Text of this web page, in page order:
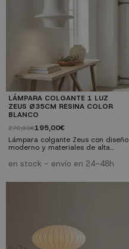
LÁMPARA COLGANTE 1 LUZ
ZEUS Ø35CM RESINA COLOR
BLANCO
270,83€195,00€
Lámpara colgante Zeus con diseño
moderno y materiales de alta
estándar. Perfecta para salones,
instrucciones y herrajes
en stock - envío en 24-48h